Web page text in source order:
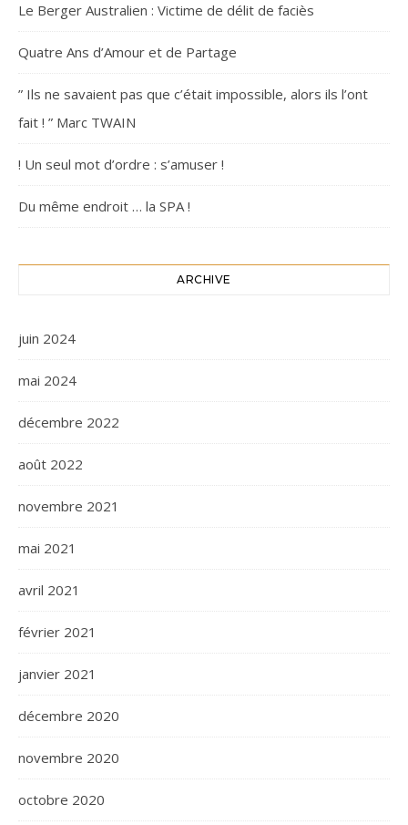
Le Berger Australien : Victime de délit de faciès
Quatre Ans d’Amour et de Partage
” Ils ne savaient pas que c’était impossible, alors ils l’ont
fait ! ” Marc TWAIN
! Un seul mot d’ordre : s’amuser !
Du même endroit … la SPA !
ARCHIVE
juin 2024
mai 2024
décembre 2022
août 2022
novembre 2021
mai 2021
avril 2021
février 2021
janvier 2021
décembre 2020
novembre 2020
octobre 2020